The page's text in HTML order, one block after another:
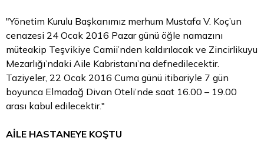
"Yönetim Kurulu Başkanımız merhum Mustafa V. Koç’un
cenazesi 24 Ocak 2016 Pazar günü öğle namazını
müteakip Teşvikiye Camii’nden kaldırılacak ve Zincirlikuyu
Mezarlığı’ndaki Aile Kabristanı’na defnedilecektir.
Taziyeler, 22 Ocak 2016 Cuma günü itibariyle 7 gün
boyunca Elmadağ Divan Oteli’nde saat 16.00 – 19.00
arası kabul edilecektir."
AİLE HASTANEYE KOŞTU